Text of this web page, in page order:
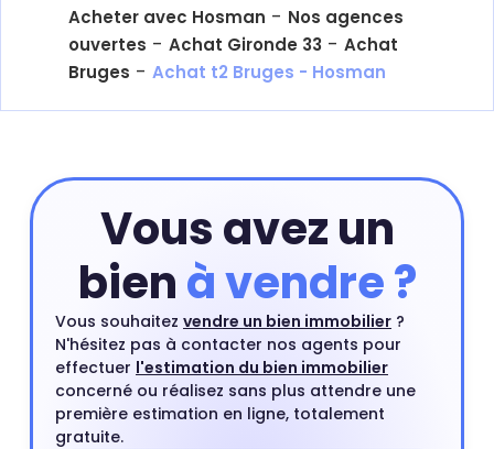
Acheter avec Hosman - Nos agences
ouvertes - Achat Gironde 33 - Achat
Bruges - Achat t2 Bruges - Hosman
Vous avez un
bienà vendre ?
Vous souhaitez vendre un bien immobilier ?
N'hésitez pas à contacter nos agents pour
effectuer l'estimation du bien immobilier
concerné ou réalisez sans plus attendre une
première estimation en ligne, totalement
gratuite.